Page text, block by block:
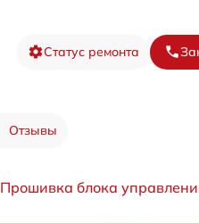
Статус ремонта
Отзывы
Прошивка блока